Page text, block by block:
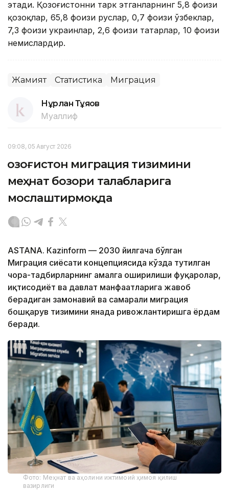
этади. Қозоғистонни тарк этганларнинг 5,8 фоизи
қозоқлар, 65,8 фоизи руслар, 0,7 фоизи ўзбеклар,
7,3 фоизи украинлар, 2,6 фоизи татарлар, 10 фоизи
немислардир.
Жамият Статистика Миграция
Нұрлан Тұяқов
Муаллиф
09:08, 05 Август 2026
Қозоғистон миграция тизимини
меҳнат бозори талабларига
мослаштирмоқда
ASTANА. Кazinform — 2030 йилгача бўлган
Миграция сиёсати концепциясида кўзда тутилган
чора-тадбирларнинг амалга оширилиши фуқаролар,
иқтисодиёт ва давлат манфаатларига жавоб
берадиган замонавий ва самарали миграция
бошқарув тизимини янада ривожлантиришга ёрдам
беради.
Фото: Меҳнат ва аҳолини ижтимоий ҳимоя қилиш
вазирлиги